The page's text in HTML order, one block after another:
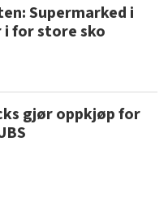
Supermarked i
for store sko
gjør oppkjøp for